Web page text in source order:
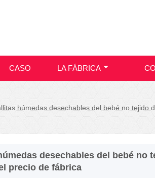
CASO LA FÁBRICA
húmedas desechables del bebé no tejido
desechables del bebé no
precio de fábrica